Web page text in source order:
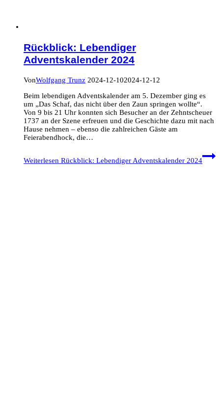
Rückblick: Lebendiger
Adventskalender 2024
VonWolfgang Trunz 2024-12-102024-12-12
Beim lebendigen Adventskalender am 5. Dezember ging es
um „Das Schaf, das nicht über den Zaun springen wollte“.
Von 9 bis 21 Uhr konnten sich Besucher an der Zehntscheuer
1737 an der Szene erfreuen und die Geschichte dazu mit nach
Hause nehmen – ebenso die zahlreichen Gäste am
Feierabendhock, die…
Weiterlesen Rückblick: Lebendiger Adventskalender 2024